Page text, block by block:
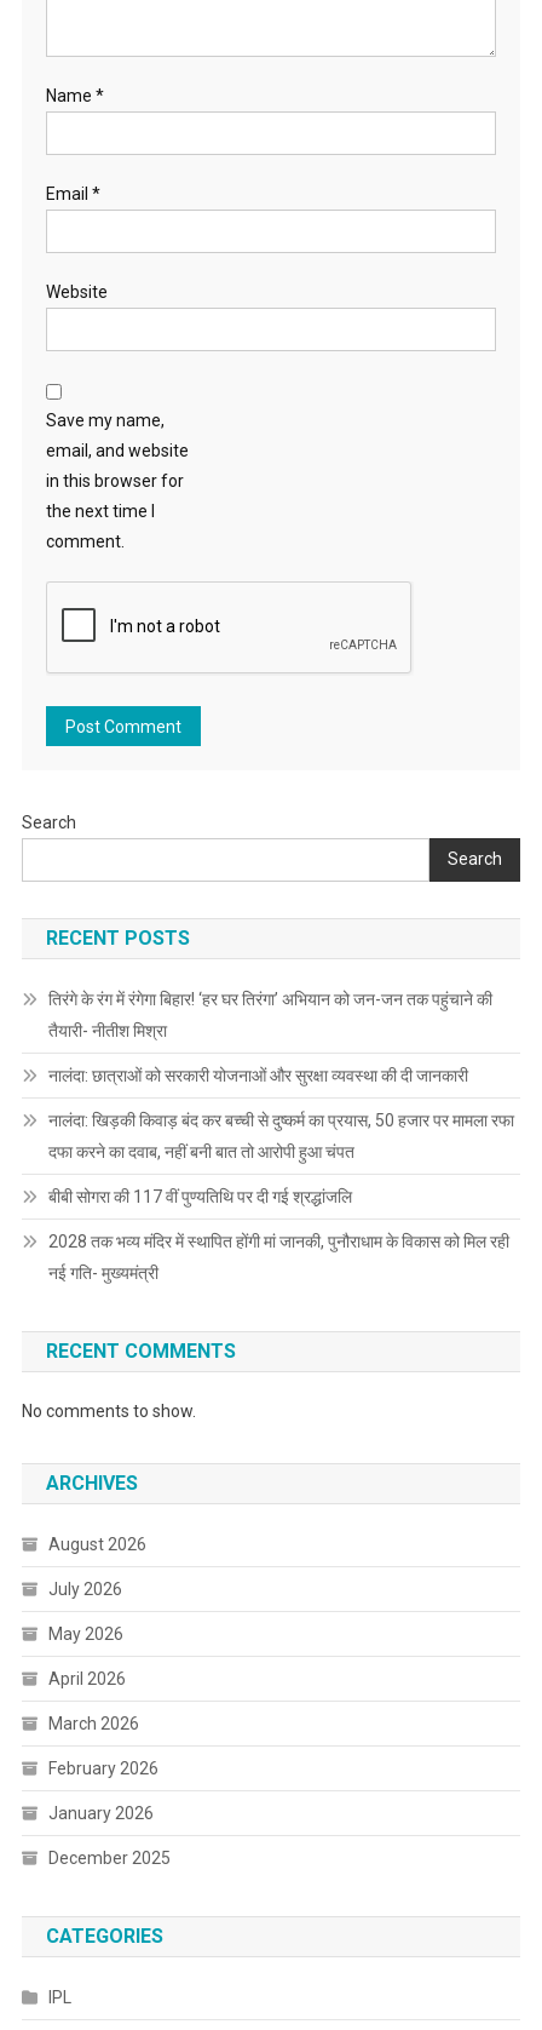
Name *
Email *
Website
Save my name,
email, and website
in this browser for
the next time I
comment.
Search
Search
RECENT POSTS
तिरंगे के रंग में रंगेगा बिहार! ‘हर घर तिरंगा’ अभियान को जन-जन तक पहुंचाने की
तैयारी- नीतीश मिश्रा
नालंदा: छात्राओं को सरकारी योजनाओं और सुरक्षा व्यवस्था की दी जानकारी
नालंदा: खिड़की किवाड़ बंद कर बच्ची से दुष्कर्म का प्रयास, 50 हजार पर मामला रफा
दफा करने का दवाब, नहीं बनी बात तो आरोपी हुआ चंपत
बीबी सोगरा की 117 वीं पुण्यतिथि पर दी गई श्रद्धांजलि
2028 तक भव्य मंदिर में स्थापित होंगी मां जानकी, पुनौराधाम के विकास को मिल रही
नई गति- मुख्यमंत्री
RECENT COMMENTS
No comments to show.
ARCHIVES
August 2026
July 2026
May 2026
April 2026
March 2026
February 2026
January 2026
December 2025
CATEGORIES
IPL